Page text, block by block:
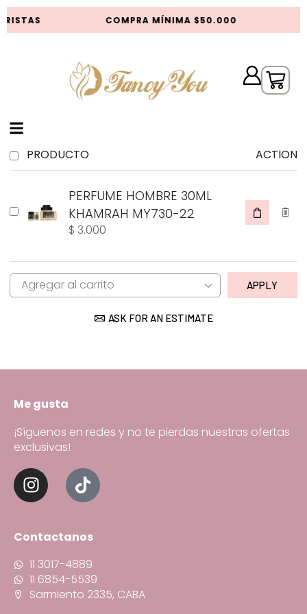
COMPRA MÍNIMA $50.000
PRODUCTO ACTION
PERFUME HOMBRE 30ML
KHAMRAH MY730-22
$ 3.000
APPLY
ASK FOR AN ESTIMATE
Me gusta
¡Síguenos en redes y no te pierdas nuestras ofertas
exclusivas!
Contactanos
11 3017-4889
11 6854-5539
Sarmiento 2335, CABA